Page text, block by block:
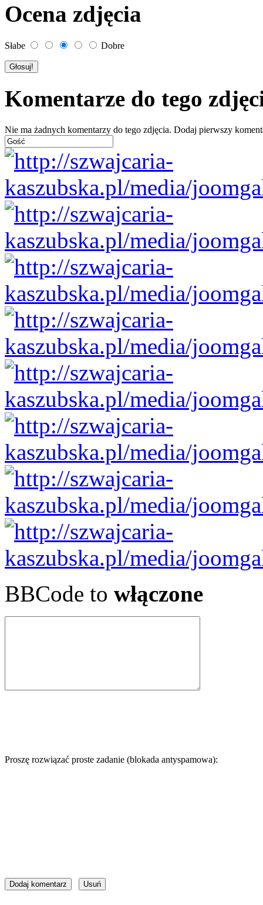
Ocena zdjęcia
Słabe Dobre
Komentarze do tego
Nie ma żadnych komentarzy do tego zdjęcia. Dodaj pierwszy
BBCode to włączone
Proszę rozwiązać proste zadanie (blokada antyspamowa):